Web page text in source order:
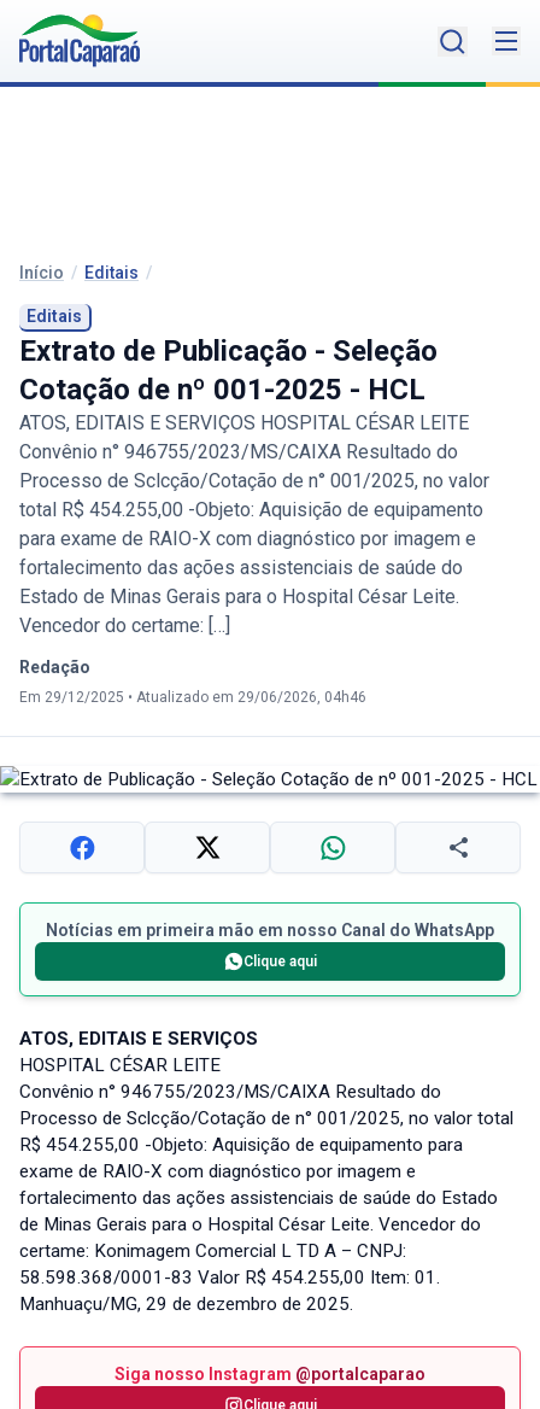
Início / Editais /
Editais
Extrato de Publicação - Seleção
Cotação de nº 001-2025 - HCL
ATOS, EDITAIS E SERVIÇOS HOSPITAL CÉSAR LEITE
Convênio n° 946755/2023/MS/CAIXA Resultado do
Processo de Sclcção/Cotação de n° 001/2025, no valor
total R$ 454.255,00 -Objeto: Aquisição de equipamento
para exame de RAIO-X com diagnóstico por imagem e
fortalecimento das ações assistenciais de saúde do
Estado de Minas Gerais para o Hospital César Leite.
Vencedor do certame: […]
Redação
Em 29/12/2025 • Atualizado em 29/06/2026, 04h46
Notícias em primeira mão em nosso Canal do WhatsApp
Clique aqui
ATOS, EDITAIS E SERVIÇOS
HOSPITAL CÉSAR LEITE
Convênio n° 946755/2023/MS/CAIXA Resultado do
Processo de Sclcção/Cotação de n° 001/2025, no valor total
R$ 454.255,00 -Objeto: Aquisição de equipamento para
exame de RAIO-X com diagnóstico por imagem e
fortalecimento das ações assistenciais de saúde do Estado
de Minas Gerais para o Hospital César Leite. Vencedor do
certame: Konimagem Comercial L TD A – CNPJ:
58.598.368/0001-83 Valor R$ 454.255,00 Item: 01.
Manhuaçu/MG, 29 de dezembro de 2025.
Siga nosso Instagram @portalcaparao
Clique aqui